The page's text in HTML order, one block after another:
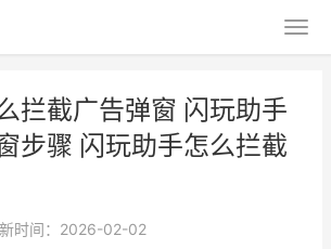
拦截广告弹窗 闪玩助手
步骤 闪玩助手怎么拦截
时间：2026-02-02